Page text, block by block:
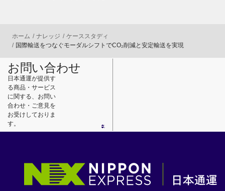
ホーム ナレッジ
ケーススタディ
国際輸送をつなぐモーダルシフトでCO₂削減と安定輸送を実現
お問い合わせ
日本通運が提供す
る商品・サービス
に関する、お問い
合わせ・ご意見を
お受けしておりま
す。